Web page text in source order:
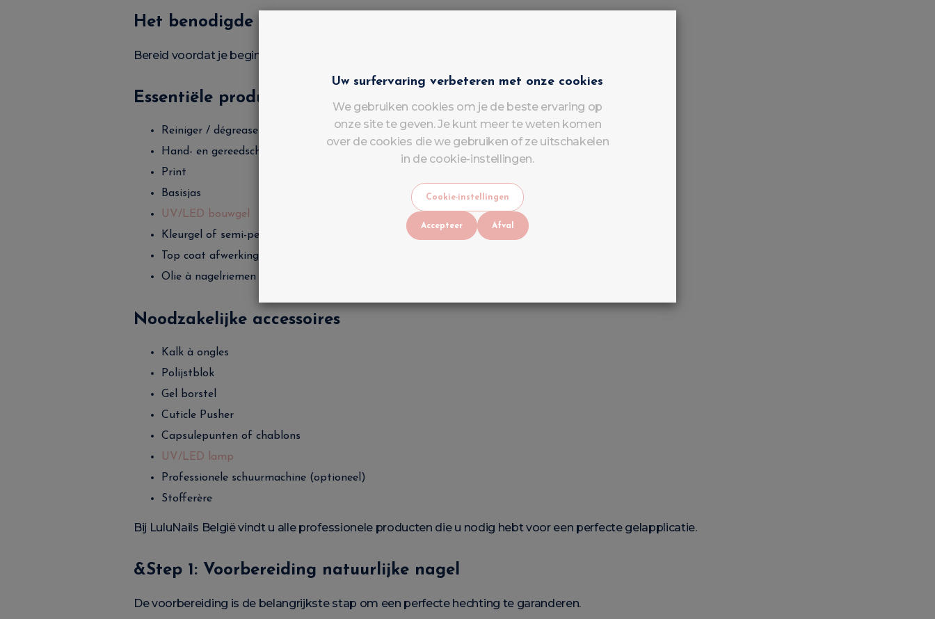
Het benodigde materiaal voor een
Bereid voordat je begint al je professionele matériel voor:
Essentiële producten
Reiniger / dégreaser
Hand- en gereedschapreiniger
Print
Basisjas
UV/LED bouwgel
Kleurgel of semi-permanente lak
Top coat afwerking
Olie à nagelriemen
Noodzakelijke accessoires
Kalk à ongles
Polijstblok
Gel borstel
Cuticle Pusher
Capsulepunten of chablons
UV/LED lamp
Professionele schuurmachine (optioneel)
Stofferère
Bij LuluNails België vindt u alle professionele producten die u nodig hebt voor een perfecte gelapplicatie.
&Step 1: Voorbereiding natuurlijke nagel
De voorbereiding is de belangrijkste stap om een perfecte hechting te garanderen.
Uw surfervaring verbeteren met onze cookies
We gebruiken cookies om je de beste ervaring op
onze site te geven. Je kunt meer te weten komen
over de cookies die we gebruiken of ze uitschakelen
in de cookie-instellingen.
Cookie-instellingen
Accepteer Afval